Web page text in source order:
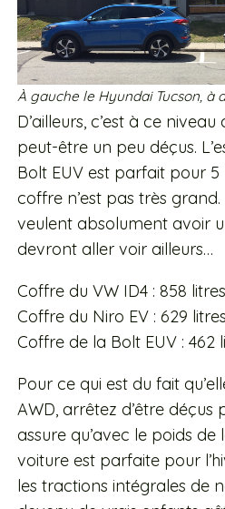
À gauche le Hyundai Tucson, à
D’ailleurs, c’est à ce
peut-être un peu déçus.
Bolt EUV est parfait pour 5
coffre n’est pas très
veulent absolument avoir
devront aller voir ailleurs…
Coffre du VW ID4 : 858
Coffre du Niro EV : 629
Coffre de la Bolt EUV : 462
Pour ce qui est du fait
AWD, arrêtez d’être déçus
assure qu’avec le poids
voiture est parfaite pour
les tractions intégrales de